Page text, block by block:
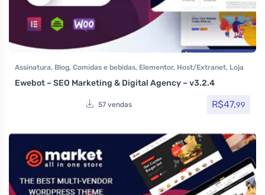
Assinatura, Blog, Comidas e bebidas, Elementor, Host/Extranet, Loja
Portfolio Saúde e Beleza
Temas , Themeforest Woocommerce
Ewebot – SEO Marketing & Digital Agency – v3.2.4
57 vendas R$47,99